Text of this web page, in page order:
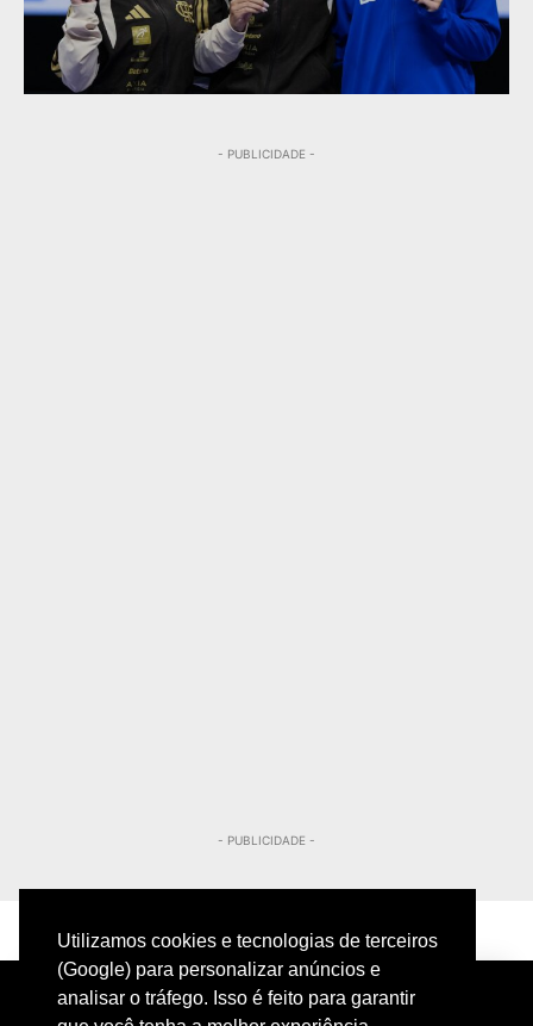
Utilizamos cookies e tecnologias de terceiros
(Google) para personalizar anúncios e
analisar o tráfego. Isso é feito para garantir
- PUBLICIDADE -
- PUBLICIDADE -